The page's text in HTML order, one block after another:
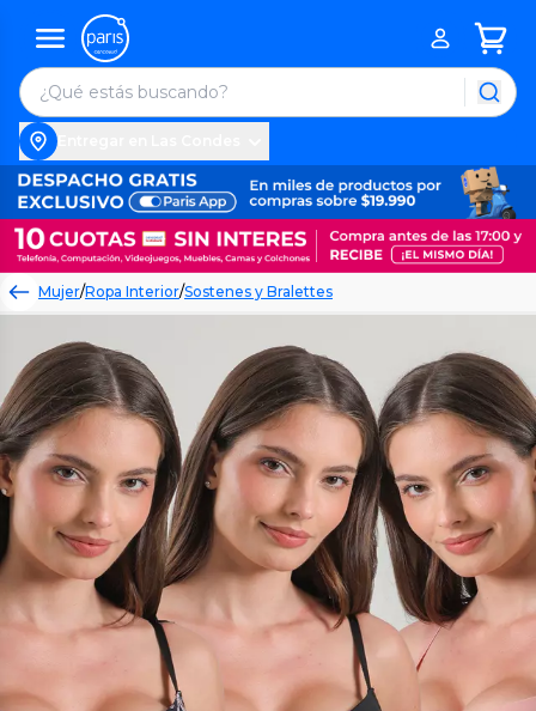
Mujer/Ropa Interior/Sostenes y Bralettes